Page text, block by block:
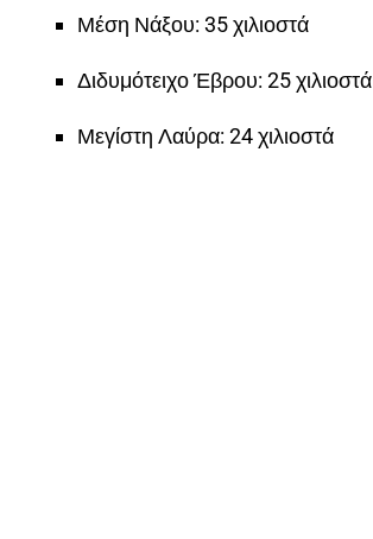
Μέση Νάξου: 35 χιλιοστά
Διδυμότειχο Έβρου: 25 χιλιοστά
Μεγίστη Λαύρα: 24 χιλιοστά